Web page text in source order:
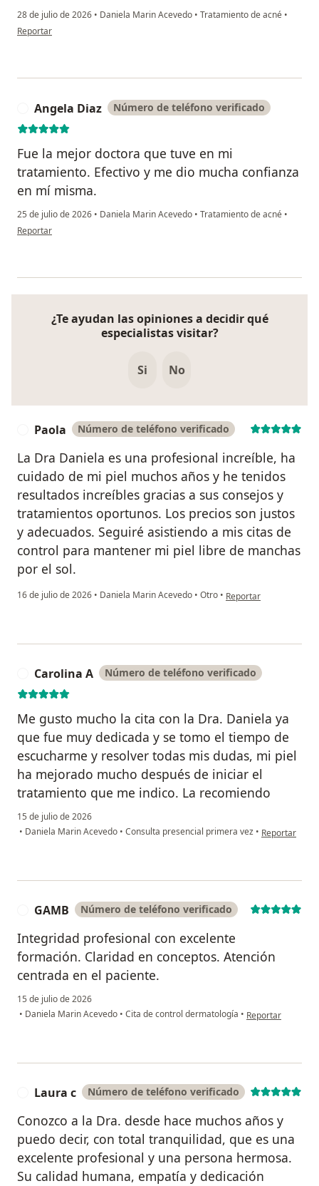
28 de julio de 2026 • Daniela Marin Acevedo • Tratamiento de acné •
en opinión del usuario A.L
Reportar
Angela Diaz Número de teléfono verificado
Fue la mejor doctora que tuve en mi
tratamiento. Efectivo y me dio mucha confianza
en mí misma.
25 de julio de 2026 • Daniela Marin Acevedo • Tratamiento de acné •
en opinión del usuario Angela Diaz
Reportar
¿Te ayudan las opiniones a decidir qué
especialistas visitar?
Si No
Paola Número de teléfono verificado
La Dra Daniela es una profesional increíble, ha
cuidado de mi piel muchos años y he tenidos
resultados increíbles gracias a sus consejos y
tratamientos oportunos. Los precios son justos
y adecuados. Seguiré asistiendo a mis citas de
control para mantener mi piel libre de manchas
por el sol.
16 de julio de 2026 • Daniela Marin Acevedo • Otro • en opinión del usuario
Reportar
Carolina A Número de teléfono verificado
Me gusto mucho la cita con la Dra. Daniela ya
que fue muy dedicada y se tomo el tiempo de
escucharme y resolver todas mis dudas, mi piel
ha mejorado mucho después de iniciar el
tratamiento que me indico. La recomiendo
15 de julio de 2026
• Daniela Marin Acevedo • Consulta presencial primera vez • en opinión
Reportar
GAMB Número de teléfono verificado
Integridad profesional con excelente
formación. Claridad en conceptos. Atención
centrada en el paciente.
15 de julio de 2026
• Daniela Marin Acevedo • Cita de control dermatología • en opinión del
Reportar
Laura c Número de teléfono verificado
Conozco a la Dra. desde hace muchos años y
puedo decir, con total tranquilidad, que es una
excelente profesional y una persona hermosa.
Su calidad humana, empatía y dedicación